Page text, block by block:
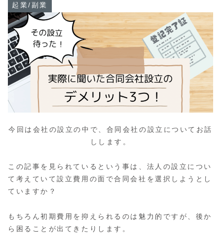
起業/副業
今回は会社の設立の中で、合同会社の設立についてお話
しします。
この記事を見られているという事は、法人の設立につい
て考えていて設立費用の面で合同会社を選択しようとし
ていますか？
もちろん初期費用を抑えられるのは魅力的ですが、後か
ら困ることが出てきたりします。